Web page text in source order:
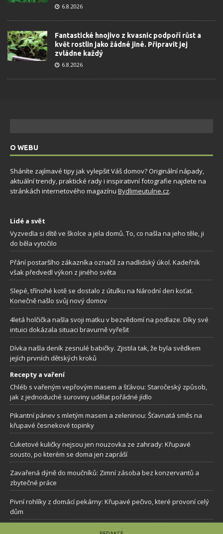
6.8.2026
Fantastické hnojivo z kvasnic podpoří růst a
květ rostlin jako žádné jiné. Připravit jej
zvládne každý
6.8.2026
O WEBU
Sháníte zajímavé tipy jak vylepšit Váš domov? Originální nápady,
aktuální trendy, praktické rady i inspirativní fotografie najdete na
stránkách internetového magazínu Bydlimeutulne.cz.
Lidé a svět
Vyzvedla si dítě ve školce a jela domů. To, co našla na jeho těle, ji
do běla vytočilo
Přání postaršího zákazníka označil za nadlidský úkol. Kadeřník
však předvedl výkon z jiného světa
Slepé, třínohé kotě se dostalo z útulku na Národní den koťat.
Konečně našlo svůj nový domov
4letá holčička našla svoji matku v bezvědomí na podlaze. Díky své
intuici dokázala situaci bravurně vyřešit
Dívka našla deník zesnulé babičky. Zjistila tak, že byla svědkem
jejích prvních dětských kroků
Recepty a vaření
Chléb s vařeným vepřovým masem a šťávou: Staročeský způsob,
jak z jednoduché suroviny udělat pořádné jídlo
Pikantní pánev s mletým masem a zeleninou: Šťavnatá směs na
křupavé česnekové topinky
Cuketové kuličky nejsou jen nouzovka ze zahrady: Křupavé
sousto, po kterém se doma jen zapráší
Zavařená dýně do moučníků: Zimní zásoba bez konzervantů a
zbytečné práce
Pivní rohlíky z domácí pekárny: Křupavé pečivo, které provoní celý
dům